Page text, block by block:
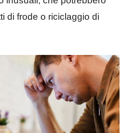
di frode o riciclaggio di